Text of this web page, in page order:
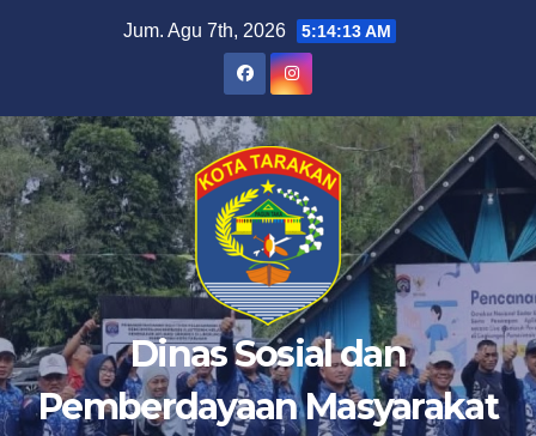
Jum. Agu 7th, 2026 5:14:14 AM
Dinas Sosial dan
Pemberdayaan Masyarakat